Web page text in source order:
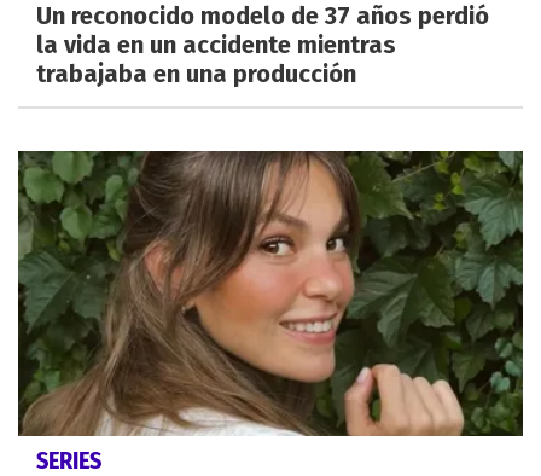
Un reconocido modelo de 37 años perdió
la vida en un accidente mientras
trabajaba en una producción
SERIES